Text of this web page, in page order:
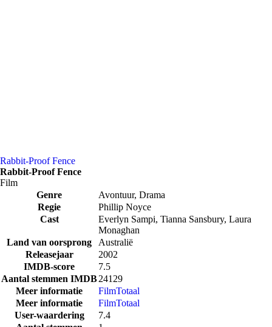
Rabbit-Proof Fence
Rabbit-Proof Fence
Film
Genre
Avontuur, Drama
Regie
Phillip Noyce
Cast
Everlyn Sampi, Tianna Sansbury, Laura
Monaghan
Land van oorsprong
Australië
Releasejaar
2002
IMDB-score
7.5
Aantal stemmen IMDB24129
Meer informatie
FilmTotaal
Meer informatie
FilmTotaal
User-waardering
7.4